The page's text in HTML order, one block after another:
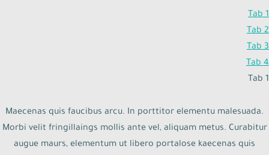
Tab 1
Tab 2
Tab 3
Tab 4
Tab 1
Maecenas quis faucibus arcu. In porttitor elementu malesuada.
Morbi velit fringillaings mollis ante vel, aliquam metus. Curabitur
augue maurs, elementum ut libero portalose kaecenas quis